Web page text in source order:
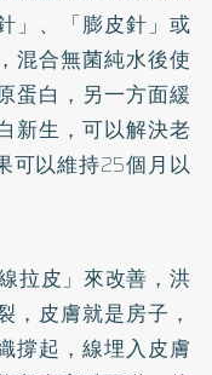
」、「膨皮針」或
混合無菌純水後使
蛋白 ，另一方面緩
新生，可以解決老
可以維持25個月以
拉皮」來改善，洪
，皮膚就是房子，
撐起，線埋入皮膚